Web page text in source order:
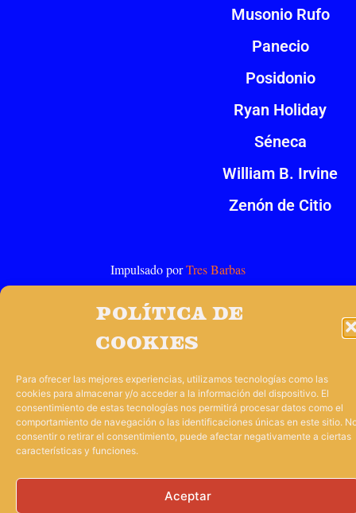
Política de
cookies
Para ofrecer las mejores experiencias, utilizamos tecnologías como las
cookies para almacenar y/o acceder a la información del dispositivo. El
consentimiento de estas tecnologías nos permitirá procesar datos como el
comportamiento de navegación o las identificaciones únicas en este sitio.
consentir o retirar el consentimiento, puede afectar negativamente a ciertas
características y funciones.
Aceptar
Musonio Rufo
Panecio
Posidonio
Ryan Holiday
Séneca
William B. Irvine
Zenón de Citio
Impulsado porTres Barbas